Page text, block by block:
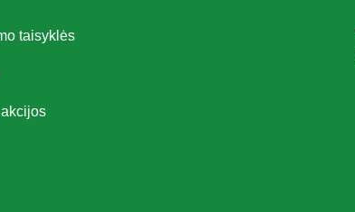
taisyklės